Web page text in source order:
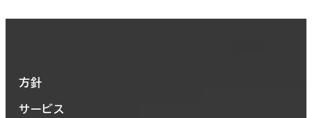
方針
サービス